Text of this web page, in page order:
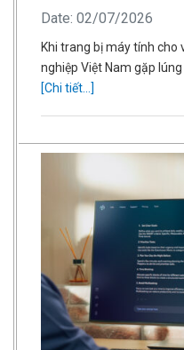
Date: 02/07/2026
Khi trang bị máy tính cho
nghiệp Việt Nam gặp
[Chi tiết...]